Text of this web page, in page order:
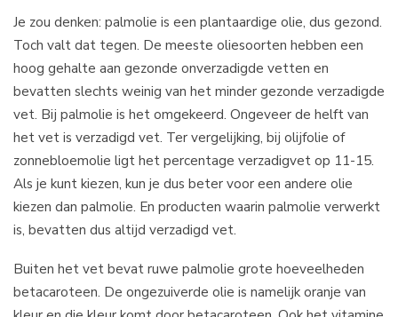
Je zou denken: palmolie is een plantaardige olie, dus gezond.
Toch valt dat tegen. De meeste oliesoorten hebben een
hoog gehalte aan gezonde onverzadigde vetten en
bevatten slechts weinig van het minder gezonde verzadigde
vet. Bij palmolie is het omgekeerd. Ongeveer de helft van
het vet is verzadigd vet. Ter vergelijking, bij olijfolie of
zonnebloemolie ligt het percentage verzadigvet op 11-15.
Als je kunt kiezen, kun je dus beter voor een andere olie
kiezen dan palmolie. En producten waarin palmolie verwerkt
is, bevatten dus altijd verzadigd vet.
Buiten het vet bevat ruwe palmolie grote hoeveelheden
betacaroteen. De ongezuiverde olie is namelijk oranje van